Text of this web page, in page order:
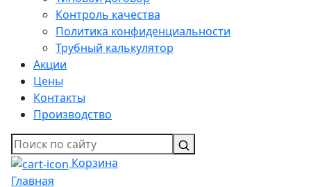
Контроль качества
Политика конфиденциальности
Трубный калькулятор
Акции
Цены
Контакты
Производство
Корзина
Главная